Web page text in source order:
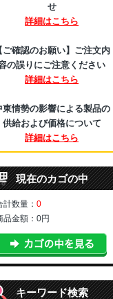
せ
詳細はこちら
ご確認のお願い】ご注文内
の誤りにご注意ください
詳細はこちら
東情勢の影響による製品の
供給および価格について
詳細はこちら
現在のカゴの中
計数量： 0
品金額： 0円
キーワード検索